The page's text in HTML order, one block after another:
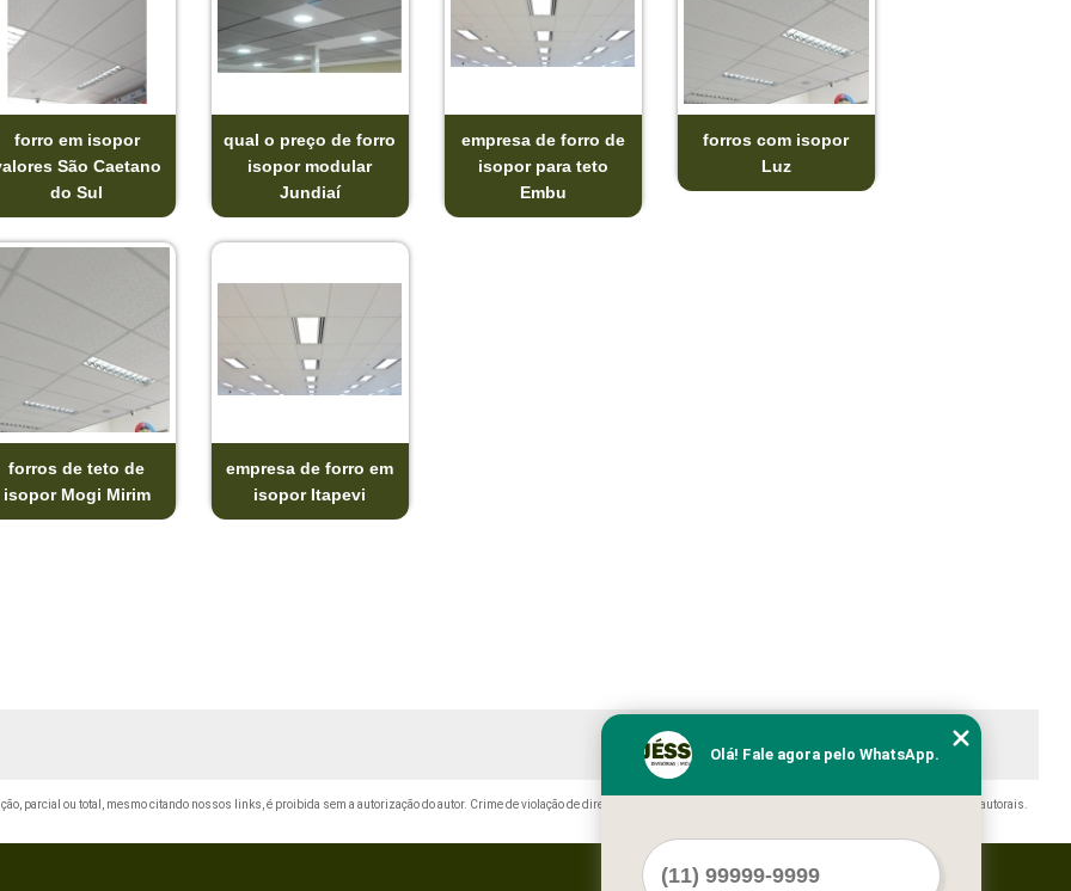
forro em isopor
São Caetano
do Sul
qual o preço de forro
isopor modular
Jundiaí
empresa de forro de
isopor para teto
Embu
forros com isopor
Luz
forros de teto de
isopor Mogi Mirim
empresa de forro em
isopor Itapevi
parcial ou total, mesmo citando nossos links, é proibida sem a autorização do autor. Crime de violação de direito autoral – artigo 184 do Código Penal – Lei 9610/98 - Lei de direitos autorais
Olá! Fale agora pelo WhatsApp.